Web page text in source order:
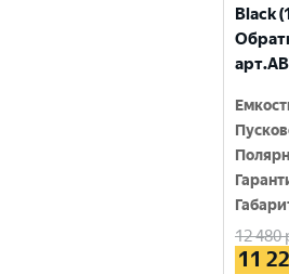
Black
12 480
11